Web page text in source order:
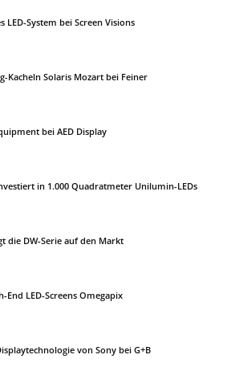
LED-System bei Screen Visions
Kacheln Solaris Mozart bei Feiner
bei AED Display
in 1.000 Quadratmeter Unilumin-LEDs
die DW-Serie auf den Markt
End LED-Screens Omegapix
von Sony bei G+B